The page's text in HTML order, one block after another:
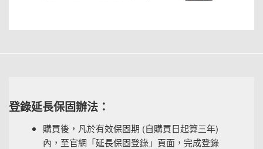
登錄延長保固辦法：
購買後，凡於有效保固期 (自購買日起算三年)
內，至官網「延長保固登錄」頁面，完成登錄